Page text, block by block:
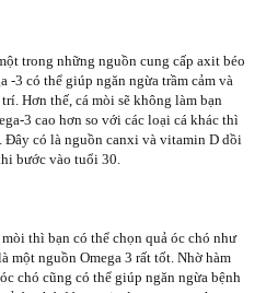
trong những nguồn cung cấp axit béo
-3 có thể giúp ngăn ngừa trầm cảm và
Hơn thế, cá mòi sẽ không làm bạn
3 cao hơn so với các loại cá khác thì
Đây có là nguồn canxi và vitamin D dồi
bước vào tuổi 30.
thì bạn có thể chọn quả óc chó như
một nguồn Omega 3 rất tốt. Nhờ hàm
chó cũng có thể giúp ngăn ngừa bệnh